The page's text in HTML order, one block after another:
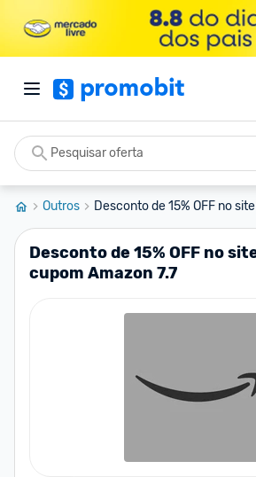
Outros Desconto de 15% OFF no
Desconto de 15% OFF no
cupom Amazon 7.7